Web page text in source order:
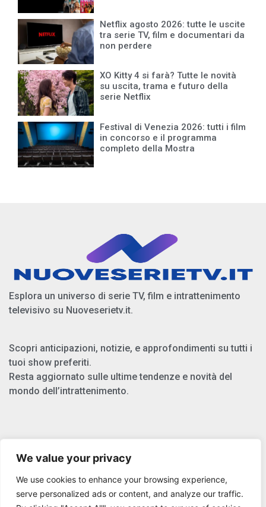
We value your privacy
We use cookies to enhance your browsing experience,
serve personalized ads or content, and analyze our traffic.
Netflix agosto 2026: tutte le uscite
tra serie TV, film e documentari da
non perdere
XO Kitty 4 si farà? Tutte le novità
su uscita, trama e futuro della
serie Netflix
Festival di Venezia 2026: tutti i film
in concorso e il programma
completo della Mostra
Esplora un universo di serie TV, film e intrattenimento
televisivo su Nuoveserietv.it.
Scopri anticipazioni, notizie, e approfondimenti su tutti i
tuoi show preferiti.
Resta aggiornato sulle ultime tendenze e novità del
mondo dell’intrattenimento.
Privacy Policy
Cookie Policy